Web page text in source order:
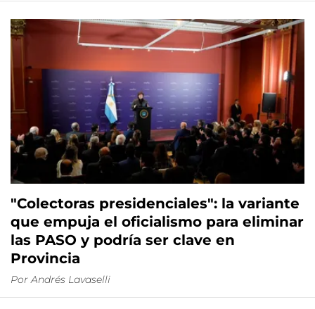
"Colectoras presidenciales": la variante
que empuja el oficialismo para eliminar
las PASO y podría ser clave en
Provincia
Por Andrés Lavaselli